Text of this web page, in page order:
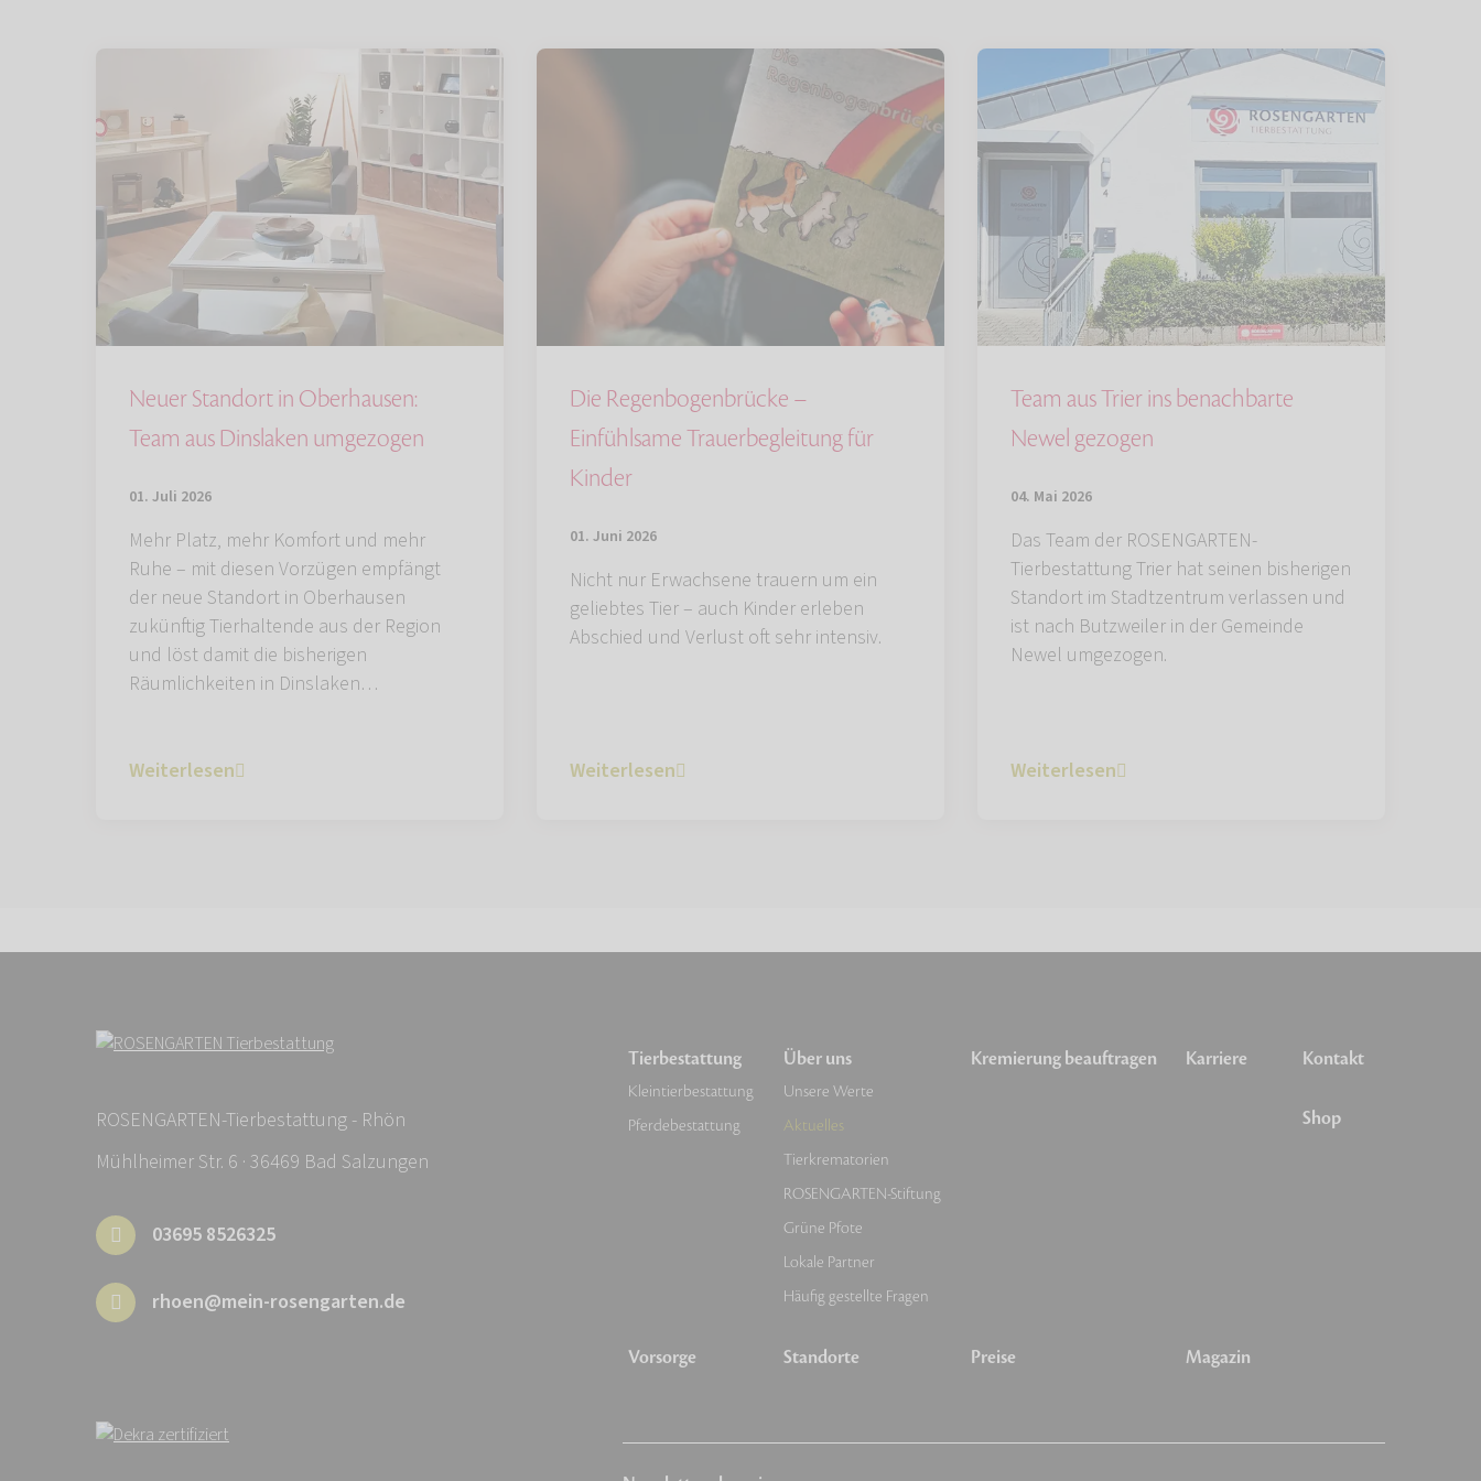
Neuer Standort in Oberhausen:
Team aus Dinslaken umgezogen
01. Juli 2026
Mehr Platz, mehr Komfort und mehr
Ruhe – mit diesen Vorzügen empfängt
der neue Standort in Oberhausen
zukünftig Tierhaltende aus der Region
und löst damit die bisherigen
Räumlichkeiten in Dinslaken…
Weiterlesen
Die Regenbogenbrücke –
Einfühlsame Trauerbegleitung für
Kinder
01. Juni 2026
Nicht nur Erwachsene trauern um ein
geliebtes Tier – auch Kinder erleben
Abschied und Verlust oft sehr intensiv.
Weiterlesen
Team aus Trier ins benachbarte
Newel gezogen
04. Mai 2026
Das Team der ROSENGARTEN-
Tierbestattung Trier hat seinen bisherigen
Standort im Stadtzentrum verlassen und
ist nach Butzweiler in der Gemeinde
Newel umgezogen.
Weiterlesen
ROSENGARTEN-Tierbestattung - Rhön
Mühlheimer Str. 6 · 36469 Bad Salzungen
03695 8526325
rhoen@mein-rosengarten.de
Tierbestattung
Kleintierbestattung
Pferdebestattung
Vorsorge
Über uns
Unsere Werte
Aktuelles
Tierkrematorien
ROSENGARTEN-Stiftung
Grüne Pfote
Lokale Partner
Häufig gestellte Fragen
Standorte
Kremierung beauftragen
Preise
Karriere
Magazin
Kontakt
Shop